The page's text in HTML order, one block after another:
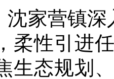
沈家营镇深
柔性引进
生态规划